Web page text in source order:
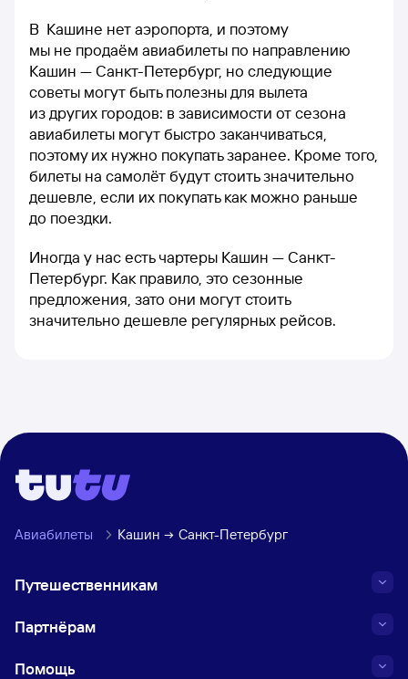
В Кашине нет аэропорта, и поэтому
мы не продаём авиабилеты по направлению
Кашин — Санкт-Петербург, но следующие
советы могут быть полезны для вылета
из других городов: в зависимости от сезона
авиабилеты могут быстро заканчиваться,
поэтому их нужно покупать заранее. Кроме того,
билеты на самолёт будут стоить значительно
дешевле, если их покупать как можно раньше
до поездки.
Иногда у нас есть чартеры Кашин — Санкт-
Петербург. Как правило, это сезонные
предложения, зато они могут стоить
значительно дешевле регулярных рейсов.
Авиабилеты Кашин Санкт-Петербург
Путешественникам
Партнёрам
Помощь